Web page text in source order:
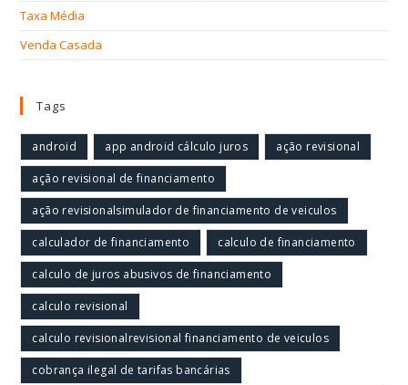
Taxa Média
Venda Casada
Tags
android app android cálculo juros ação revisional
ação revisional de financiamento
ação revisionalsimulador de financiamento de veiculos
calculador de financiamento calculo de financiamento
calculo de juros abusivos de financiamento
calculo revisional
calculo revisionalrevisional financiamento de veiculos
cobrança ilegal de tarifas bancárias